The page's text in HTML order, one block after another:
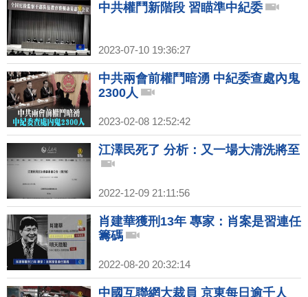
中共權鬥新階段 習瞄準中紀委
2023-07-10 19:36:27
中共兩會前權鬥暗湧 中紀委查處內鬼
2300人
2023-02-08 12:52:42
江澤民死了 分析：又一場大清洗將至
2022-12-09 21:11:56
肖建華獲刑13年 專家：肖案是習連任
籌碼
2022-08-20 20:32:14
中國互聯網大裁員 京東每日逾千人